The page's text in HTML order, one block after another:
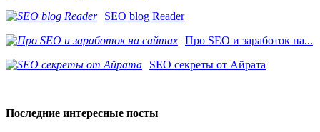
SEO blog Reader
Про SEO и заработок на...
SEO секреты от Айрата
Последние интересные посты